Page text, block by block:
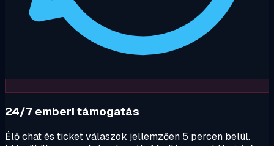
24/7 emberi támogatás
Élő chat és ticket válaszok jellemzően 5 percen belül.